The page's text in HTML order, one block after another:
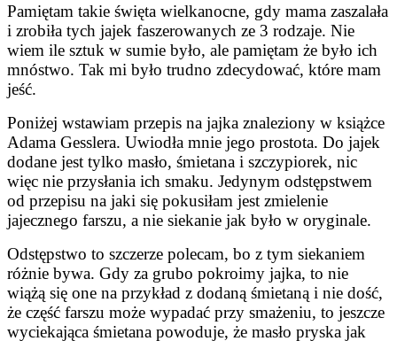
Pamiętam takie święta wielkanocne, gdy mama zaszalała
i zrobiła tych jajek faszerowanych ze 3 rodzaje. Nie
wiem ile sztuk w sumie było, ale pamiętam że było ich
mnóstwo. Tak mi było trudno zdecydować, które mam
jeść.
Poniżej wstawiam przepis na jajka znaleziony w książce
Adama Gesslera. Uwiodła mnie jego prostota. Do jajek
dodane jest tylko masło, śmietana i szczypiorek, nic
więc nie przysłania ich smaku. Jedynym odstępstwem
od przepisu na jaki się pokusiłam jest zmielenie
jajecznego farszu, a nie siekanie jak było w oryginale.
Odstępstwo to szczerze polecam, bo z tym siekaniem
różnie bywa. Gdy za grubo pokroimy jajka, to nie
wiążą się one na przykład z dodaną śmietaną i nie dość,
że część farszu może wypadać przy smażeniu, to jeszcze
wyciekająca śmietana powoduje, że masło pryska jak